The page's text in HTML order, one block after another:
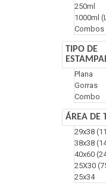
250ml
1000ml
Combos
TIPO DE
Plana
Gorras
Combo
ÁREA DE
29x38
38x38
40x60
25X30
25x34